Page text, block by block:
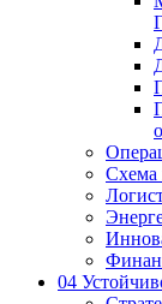
Схема
04